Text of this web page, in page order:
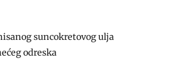
suncokretovog ulja
odreska